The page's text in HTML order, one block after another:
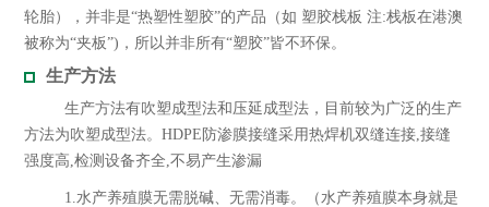
轮胎），并非是“热塑性塑胶”的产品（如 塑胶栈板 注:栈板在港澳
被称为“夹板”)，所以并非所有“塑胶”皆不环保。
生产方法
生产方法有吹塑成型法和压延成型法，目前较为广泛的生产
方法为吹塑成型法。HDPE防渗膜接缝采用热焊机双缝连接,接缝
强度高,检测设备齐全,不易产生渗漏
1.水产养殖膜无需脱碱、无需消毒。（水产养殖膜本身就是